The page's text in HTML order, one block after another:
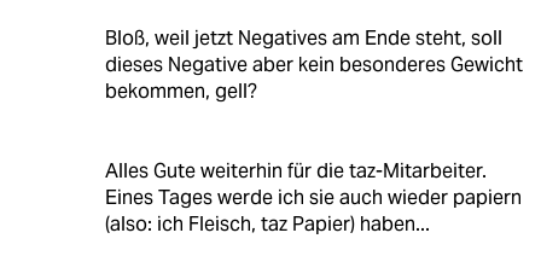
Bloß, weil jetzt Negatives am Ende steht, soll
dieses Negative aber kein besonderes Gewicht
bekommen, gell?
Alles Gute weiterhin für die taz-Mitarbeiter.
Eines Tages werde ich sie auch wieder papiern
(also: ich Fleisch, taz Papier) haben...